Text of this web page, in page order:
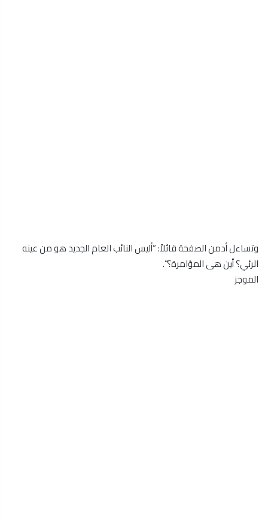
وتساءل أدمن الصفحة قائلاً: “أليس النائب العام الجديد هو من عينه
الرئي؟ أين هى المؤامرة؟”.
الموجز